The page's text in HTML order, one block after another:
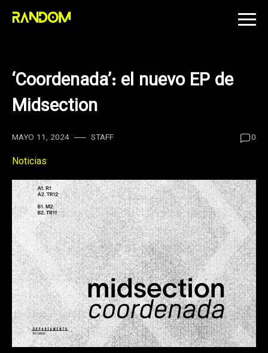
Skip
‘Coordenada’: el nuevo EP de
Midsection
MAYO 11, 2024 STAFF 0
Noticias